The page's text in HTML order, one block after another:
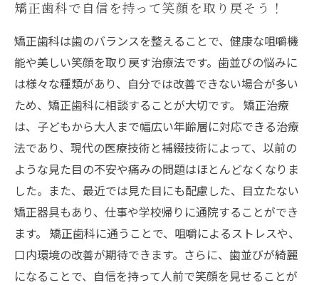
矯正歯科で自信を持って笑顔を取り戻そう！
矯正歯科は歯のバランスを整えることで、健康な咀嚼機
能や美しい笑顔を取り戻す治療法です。歯並びの悩みに
は様々な種類があり、自分では改善できない場合が多い
ため、矯正歯科に相談することが大切です。 矯正治療
は、子どもから大人まで幅広い年齢層に対応できる治療
法であり、現代の医療技術と補綴技術によって、以前の
ような見た目の不安や痛みの問題はほとんどなくなりま
した。また、最近では見た目にも配慮した、目立たない
矯正器具もあり、仕事や学校帰りに通院することができ
ます。 矯正歯科に通うことで、咀嚼によるストレスや、
口内環境の改善が期待できます。さらに、歯並びが綺麗
になることで、自信を持って人前で笑顔を見せることが